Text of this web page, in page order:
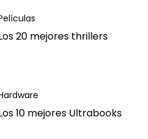
20 mejores thrillers
10 mejores Ultrabooks